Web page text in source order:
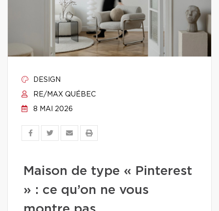
DESIGN
RE/MAX QUÉBEC
8 MAI 2026
Maison de type « Pinterest
» : ce qu’on ne vous